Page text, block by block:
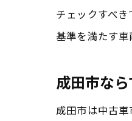
チェックすべ
基準を満たす
成田市な
成田市は中古